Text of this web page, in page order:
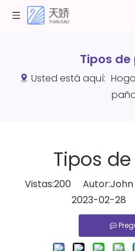
Tipos
Usted está aquí:
Tipos
Vistas:200Autor:John
2023-02-28